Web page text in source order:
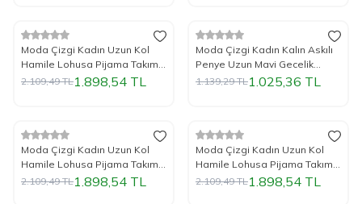
%10İndirim
Yeni
Moda Çizgi Kadın Uzun Kol
Hamile Lohusa Pijama Takımı
Lacivert 45501
2.109,49TL1.898,54 TL
%10İndirim
Yeni
Moda Çizgi Kadın Kalın Askılı
Penye Uzun Mavi Gecelik
12001
1.139,29TL1.025,36 TL
%10İndirim
Yeni
Moda Çizgi Kadın Uzun Kol
Hamile Lohusa Pijama Takımı
Pudra 45501
2.109,49TL1.898,54 TL
%10İndirim
Yeni
Moda Çizgi Kadın Uzun Kol
Hamile Lohusa Pijama Takımı
Siyah 45501
2.109,49TL1.898,54 TL